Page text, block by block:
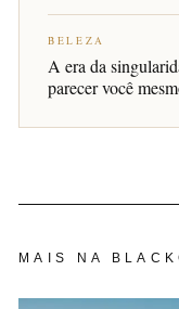
BELEZA
A era da
parecer você
MAIS NA